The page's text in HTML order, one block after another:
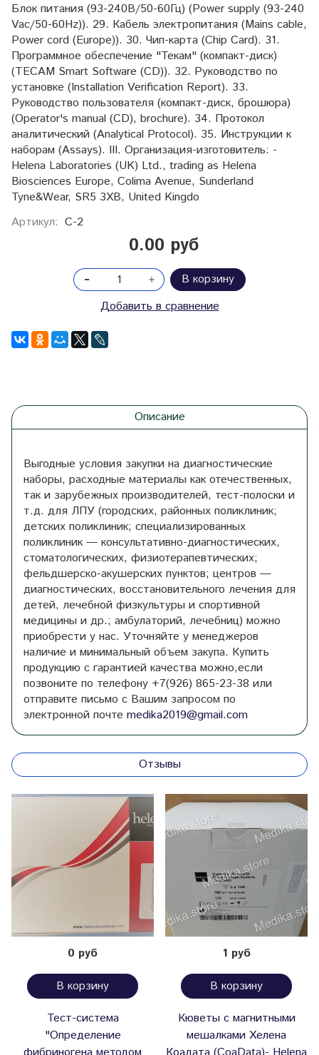
Блок питания (93-240В/50-60Гц) (Power supply (93-240
Vac/50-60Hz)). 29. Кабель электропитания (Mains cable,
Power cord (Europe)). 30. Чип-карта (Chip Card). 31.
Программное обеспечение "Текам" (компакт-диск)
(TECAM Smart Software (CD)). 32. Руководство по
установке (Installation Verification Report). 33.
Руководство пользователя (компакт-диск, брошюра)
(Operator's manual (CD), brochure). 34. Протокол
аналитический (Analytical Protocol). 35. Инструкции к
наборам (Assays). III. Организация-изготовитель: -
Helena Laboratories (UK) Ltd., trading as Helena
Biosciences Europe, Colima Avenue, Sunderland
Tyne&Wear, SR5 3XB, United Kingdo
Артикул: С-2
0.00 руб
В корзину
Добавить в сравнение
Описание
Выгодные условия закупки на диагностические
наборы, расходные материалы как отечественных,
так и зарубежных производителей, тест-полоски и
т.д. для ЛПУ (городских, районных поликлиник;
детских поликлиник; специализированных
поликлиник — консультативно-диагностических,
стоматологических, физиотерапевтических;
фельдшерско-акушерских пунктов; центров —
диагностических, восстановительного лечения для
детей, лечебной физкультуры и спортивной
медицины и др.; амбулаторий, лечебниц) можно
приобрести у нас. Уточняйте у менеджеров
наличие и минимальный объем закупа. Купить
продукцию с гарантией качества можно,если
позвоните по телефону +7(926) 865-23-38 или
отправите письмо с Вашим запросом по
электронной почте medika2019@gmail.com
Отзывы
0 руб
В корзину
Тест-система
"Определение
1 руб
В корзину
Кюветы с магнитными
мешалками Хелена